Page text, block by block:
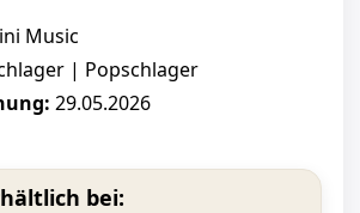
Music
| Popschlager
29.05.2026
bei: